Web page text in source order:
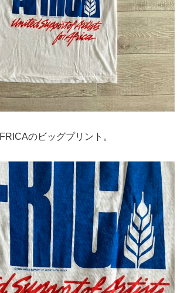
のビッグプリント。